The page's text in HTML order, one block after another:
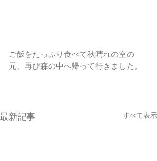
ご飯をたっぷり食べて秋晴れの空の
元、再び森の中へ帰って行きました。
最新記事 すべて表示